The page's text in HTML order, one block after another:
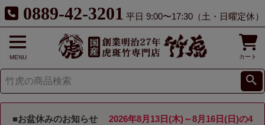
0889-42-3201 平日 9:00〜17:30（土・日曜定休）
MENU カート
■お盆休みのお知らせ
2026年8月13日(木)～8月16日(日)の4